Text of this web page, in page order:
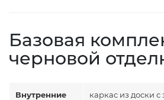
Базовая
черновой
Внутренние
каркас из доски